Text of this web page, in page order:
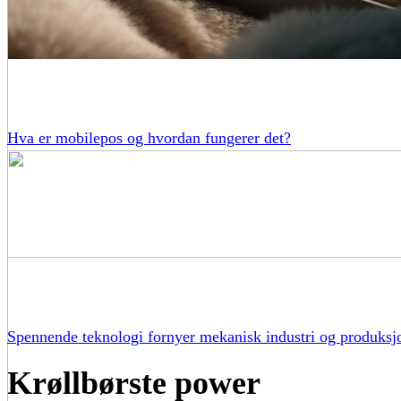
Hva er mobilepos og hvordan fungerer det?
Spennende teknologi fornyer mekanisk industri og
Krøllbørste power